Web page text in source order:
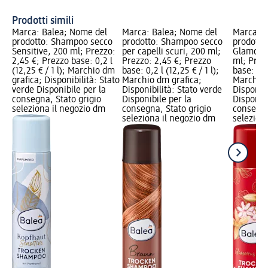
Prodotti simili
Marca: Balea; Nome del
prodotto: Shampoo secco
Sensitive, 200 ml; Prezzo:
2,45 €; Prezzo base: 0,2 l
(12,25 € / 1 l); Marchio dm
grafica; Disponibilità: Stato
verde Disponibile per la
consegna, Stato grigio
seleziona il negozio dm
Marca: Balea; Nome del
prodotto: Shampoo secco
per capelli scuri, 200 ml;
Prezzo: 2,45 €; Prezzo
base: 0,2 l (12,25 € / 1 l);
Marchio dm grafica;
Disponibilità: Stato verde
Disponibile per la
consegna, Stato grigio
seleziona il negozio dm
Marca:
ml;
base:
Marchio